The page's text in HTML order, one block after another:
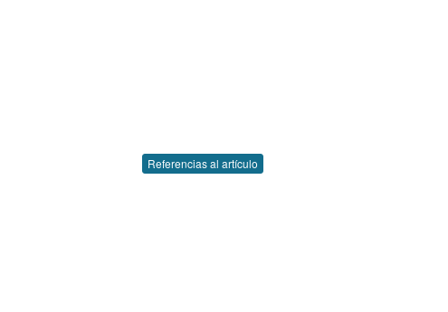
Referencias al artículo